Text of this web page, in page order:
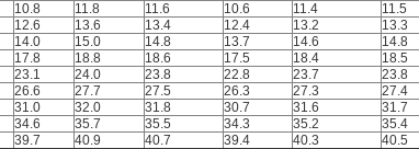
10.8 11.8 11.6 10.6 11.4 11.5
12.6 13.6 13.4 12.4 13.2 13.3
14.0 15.0 14.8 13.7 14.6 14.8
17.8 18.8 18.6 17.5 18.4 18.5
23.1 24.0 23.8 22.8 23.7 23.8
26.6 27.7 27.5 26.3 27.3 27.4
31.0 32.0 31.8 30.7 31.6 31.7
34.6 35.7 35.5 34.3 35.2 35.4
39.7 40.9 40.7 39.4 40.3 40.5